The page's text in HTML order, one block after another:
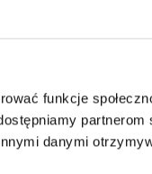
funkcje
partnerom
danymi